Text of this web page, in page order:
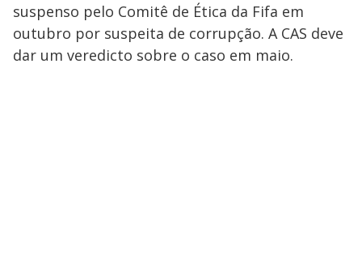
suspenso pelo Comitê de Ética da Fifa em
outubro por suspeita de corrupção. A CAS deve
dar um veredicto sobre o caso em maio.